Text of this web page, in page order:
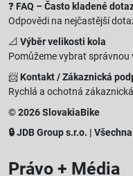
❓ FAQ – Často kladené
Odpovědi na nejčastější
📐 Výběr velikosti kola
Pomůžeme vybrat správnou
📨 Kontakt / Zákaznická
Rychlá a ochotná
© 2026 SlovakiaBike
🔒 JDB Group s.r.o. |
Právo + Média